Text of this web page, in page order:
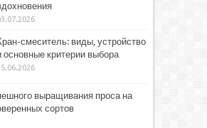
смеситель: виды, устройство
основные критерии выбора
выращивания проса на
сортов